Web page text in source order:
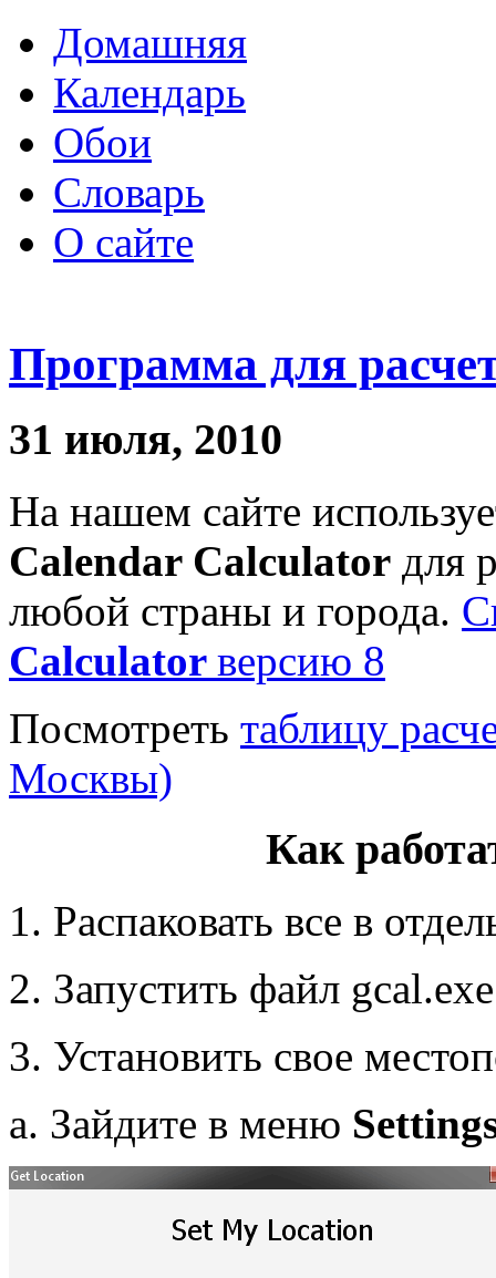
Домашняя
Календарь
Обои
Словарь
О сайте
Программа для
31 июля, 2010
На нашем сайте
Calendar Calculator для
любой страны и города.
Calculator версию 8
Посмотреть таблицу
Москвы)
Как
1. Распаковать все в
2. Запустить файл gcal.exe
3. Установить свое
а. Зайдите в меню